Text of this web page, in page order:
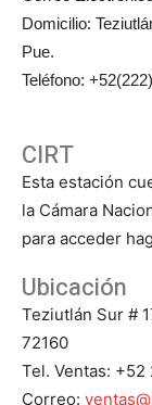
Domicilio:
Pue.
Teléfono:
CIRT
Esta estación
la Cámara
para acceder
Ubicación
Teziutlán Sur #
72160
Tel. Ventas:
Correo: